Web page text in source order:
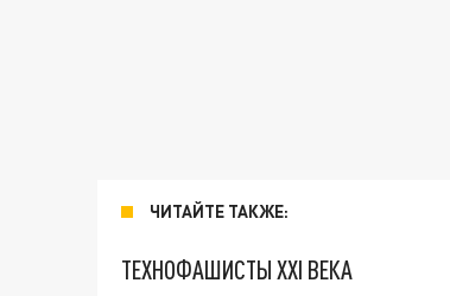
ЧИТАЙТЕ ТАКЖЕ:
ТЕХНОФАШИСТЫ XXI ВЕКА